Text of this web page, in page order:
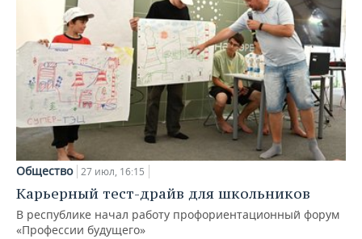
Общество 27 июл, 16:15
Карьерный тест-драйв для школьников
В республике начал работу профориентационный форум
«Профессии будущего»